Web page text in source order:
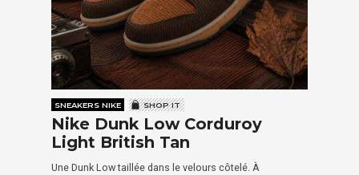
SNEAKERS NIKE SHOP IT
Nike Dunk Low Corduroy
Light British Tan
Une Dunk Low taillée dans le velours côtelé. À